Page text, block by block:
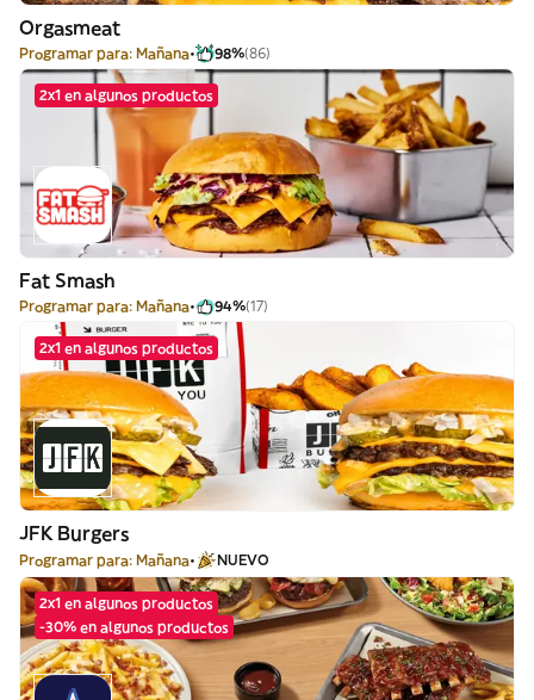
Orgasmeat
Programar para: Mañana 98%(86)
2x1 en algunos productos
Fat Smash
Programar para: Mañana 94%(17)
2x1 en algunos productos
JFK Burgers
Programar para: Mañana NUEVO
2x1 en algunos productos
-30% en algunos productos